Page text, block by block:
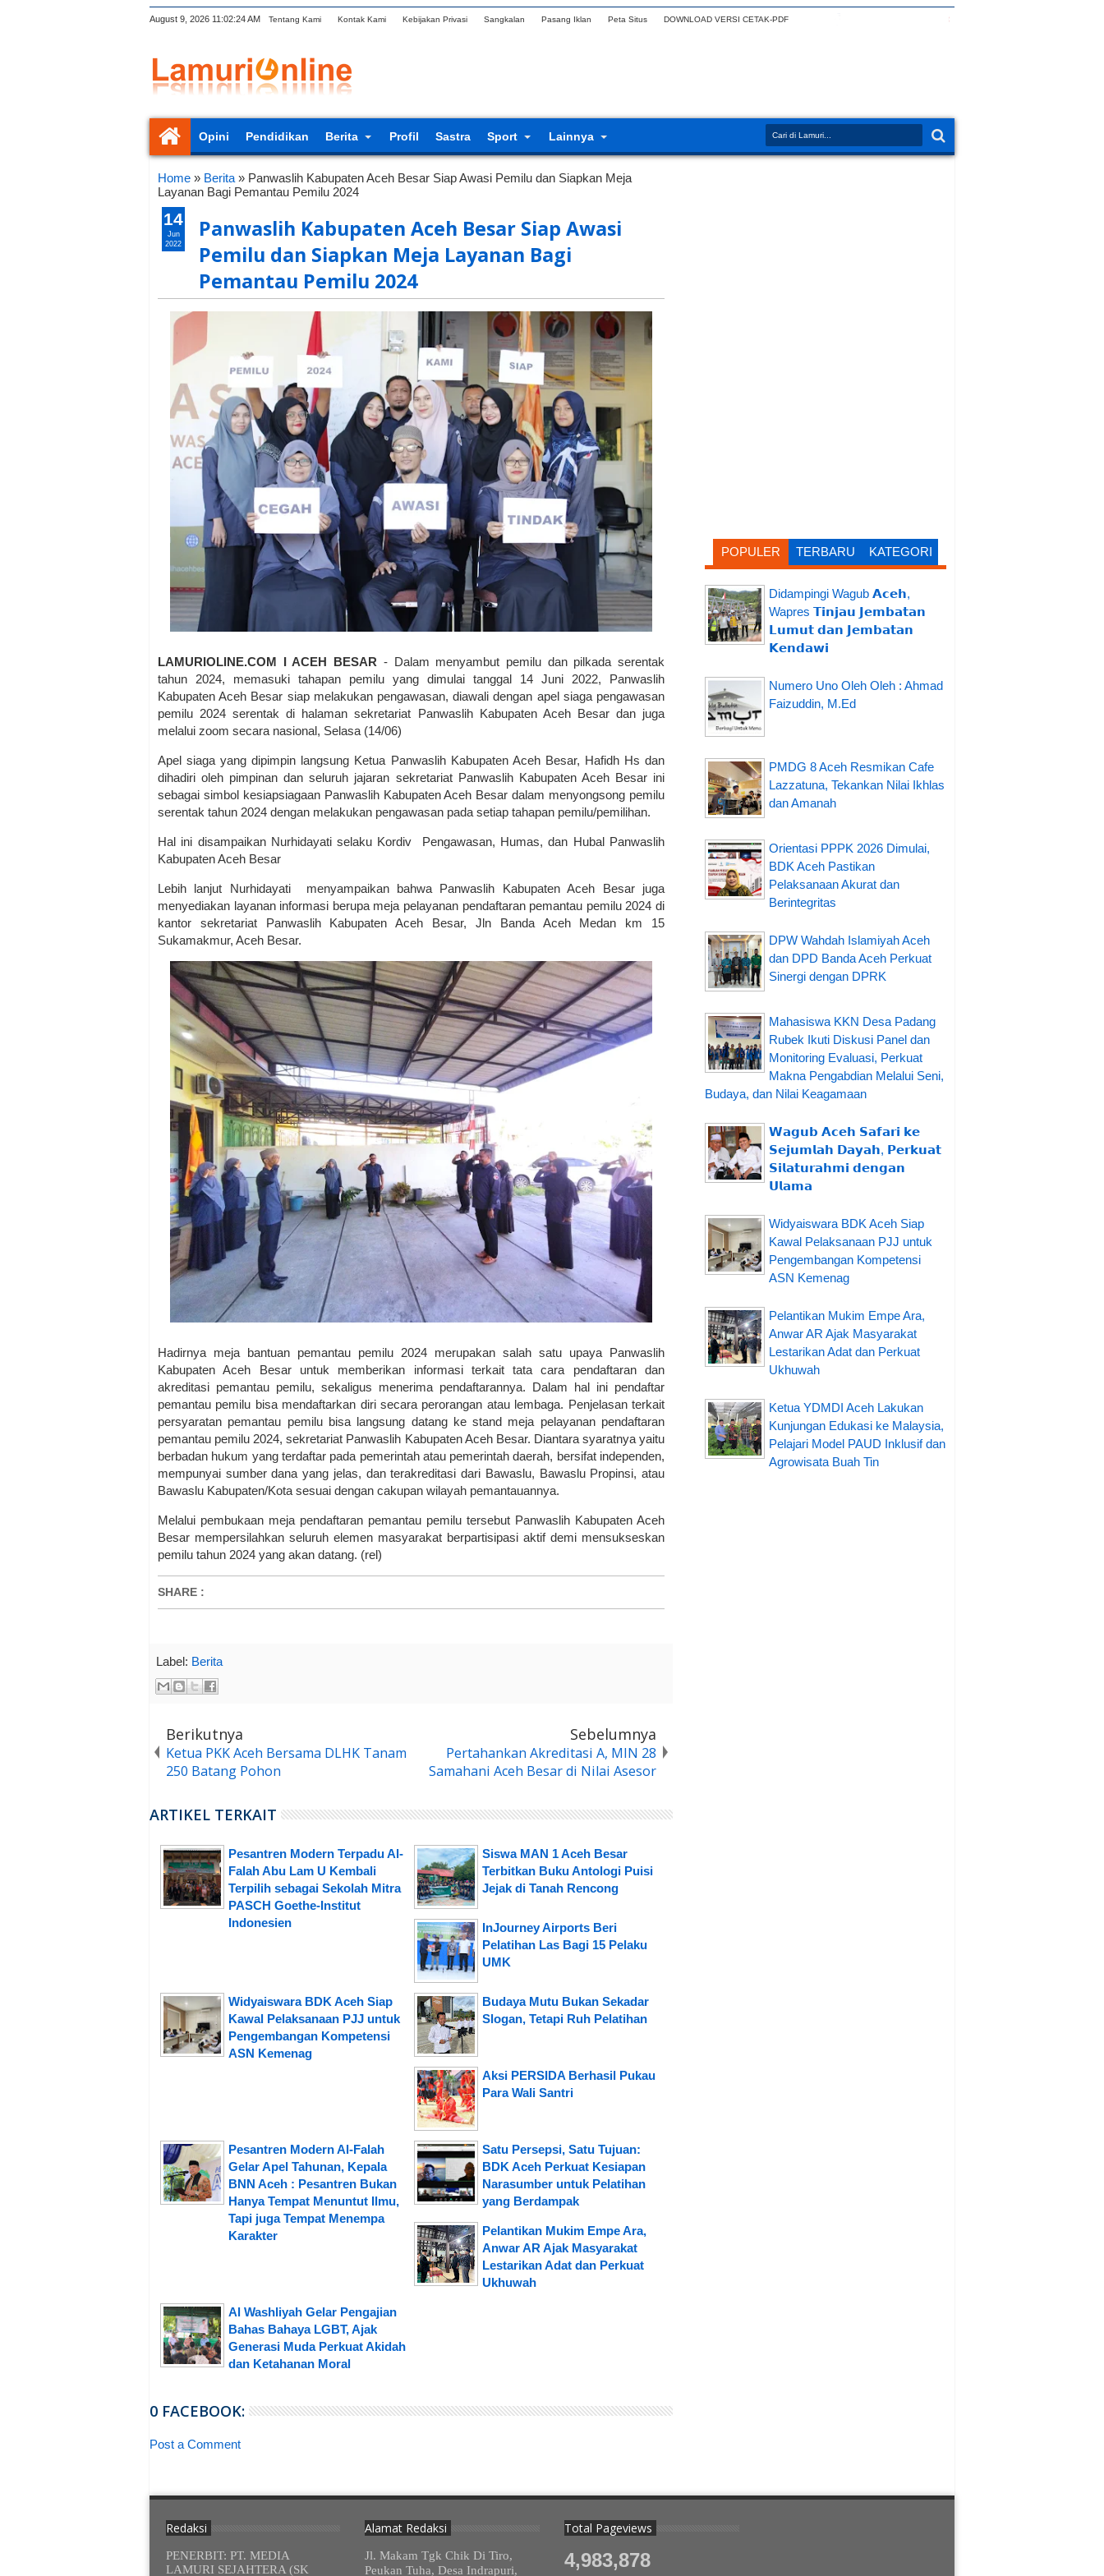
August 9, 2026 11:02:25 AM Tentang Kami Kontak Kami Kebijakan Privasi Sangkalan Pasang Iklan Peta Situs DOWNLOAD VERSI CETAK-PDF
Opini Pendidikan Berita Profil Sastra Sport Lainnya
Home » Berita » Panwaslih Kabupaten Aceh Besar Siap Awasi Pemilu dan Siapkan Meja
Layanan Bagi Pemantau Pemilu 2024
Panwaslih Kabupaten Aceh Besar Siap Awasi
Pemilu dan Siapkan Meja Layanan Bagi
Pemantau Pemilu 2024
LAMURIOLINE.COM I ACEH BESAR - Dalam menyambut pemilu dan pilkada serentak
tahun 2024, memasuki tahapan pemilu yang dimulai tanggal 14 Juni 2022, Panwaslih
Kabupaten Aceh Besar siap melakukan pengawasan, diawali dengan apel siaga pengawasan
pemilu 2024 serentak di halaman sekretariat Panwaslih Kabupaten Aceh Besar dan juga
melalui zoom secara nasional, Selasa (14/06)
Apel siaga yang dipimpin langsung Ketua Panwaslih Kabupaten Aceh Besar, Hafidh Hs dan
dihadiri oleh pimpinan dan seluruh jajaran sekretariat Panwaslih Kabupaten Aceh Besar ini
sebagai simbol kesiapsiagaan Panwaslih Kabupaten Aceh Besar dalam menyongsong pemilu
serentak tahun 2024 dengan melakukan pengawasan pada setiap tahapan pemilu/pemilihan.
Hal ini disampaikan Nurhidayati selaku Kordiv Pengawasan, Humas, dan Hubal Panwaslih
Kabupaten Aceh Besar
Lebih lanjut Nurhidayati menyampaikan bahwa Panwaslih Kabupaten Aceh Besar juga
menyediakan layanan informasi berupa meja pelayanan pendaftaran pemantau pemilu 2024 di
kantor sekretariat Panwaslih Kabupaten Aceh Besar, Jln Banda Aceh Medan km 15
Sukamakmur, Aceh Besar.
Hadirnya meja bantuan pemantau pemilu 2024 merupakan salah satu upaya Panwaslih
Kabupaten Aceh Besar untuk memberikan informasi terkait tata cara pendaftaran dan
akreditasi pemantau pemilu, sekaligus menerima pendaftarannya. Dalam hal ini pendaftar
pemantau pemilu bisa mendaftarkan diri secara perorangan atau lembaga. Penjelasan terkait
persyaratan pemantau pemilu bisa langsung datang ke stand meja pelayanan pendaftaran
pemantau pemilu 2024, sekretariat Panwaslih Kabupaten Aceh Besar. Diantara syaratnya yaitu
berbadan hukum yang terdaftar pada pemerintah atau pemerintah daerah, bersifat independen,
mempunyai sumber dana yang jelas, dan terakreditasi dari Bawaslu, Bawaslu Propinsi, atau
Bawaslu Kabupaten/Kota sesuai dengan cakupan wilayah pemantauannya.
Melalui pembukaan meja pendaftaran pemantau pemilu tersebut Panwaslih Kabupaten Aceh
Besar mempersilahkan seluruh elemen masyarakat berpartisipasi aktif demi mensukseskan
pemilu tahun 2024 yang akan datang. (rel)
SHARE :
14
Jun
2022
Label: Berita
Berikutnya
Ketua PKK Aceh Bersama DLHK Tanam
250 Batang Pohon
Sebelumnya
Pertahankan Akreditasi A, MIN 28
Samahani Aceh Besar di Nilai Asesor
ARTIKEL TERKAIT
Pesantren Modern Terpadu Al-
Falah Abu Lam U Kembali
Terpilih sebagai Sekolah Mitra
PASCH Goethe-Institut
Indonesien
Siswa MAN 1 Aceh Besar
Terbitkan Buku Antologi Puisi
Jejak di Tanah Rencong
InJourney Airports Beri
Pelatihan Las Bagi 15 Pelaku
UMK
Widyaiswara BDK Aceh Siap
Kawal Pelaksanaan PJJ untuk
Pengembangan Kompetensi
ASN Kemenag
Budaya Mutu Bukan Sekadar
Slogan, Tetapi Ruh Pelatihan
Aksi PERSIDA Berhasil Pukau
Para Wali Santri
Pesantren Modern Al-Falah
Gelar Apel Tahunan, Kepala
BNN Aceh : Pesantren Bukan
Hanya Tempat Menuntut Ilmu,
Tapi juga Tempat Menempa
Karakter
Satu Persepsi, Satu Tujuan:
BDK Aceh Perkuat Kesiapan
Narasumber untuk Pelatihan
yang Berdampak
Pelantikan Mukim Empe Ara,
Anwar AR Ajak Masyarakat
Lestarikan Adat dan Perkuat
Ukhuwah
Al Washliyah Gelar Pengajian
Bahas Bahaya LGBT, Ajak
Generasi Muda Perkuat Akidah
dan Ketahanan Moral
0 FACEBOOK:
Post a Comment
POPULER TERBARU KATEGORI
Didampingi Wagub 𝗔𝗰𝗲𝗵,
Wapres 𝗧𝗶𝗻𝗷𝗮𝘂 𝗝𝗲𝗺𝗯𝗮𝘁𝗮𝗻
𝗟𝘂𝗺𝘂𝘁 𝗱𝗮𝗻 𝗝𝗲𝗺𝗯𝗮𝘁𝗮𝗻
𝗞𝗲𝗻𝗱𝗮𝘄𝗶
Numero Uno Oleh Oleh : Ahmad
Faizuddin, M.Ed
PMDG 8 Aceh Resmikan Cafe
Lazzatuna, Tekankan Nilai Ikhlas
dan Amanah
Orientasi PPPK 2026 Dimulai,
BDK Aceh Pastikan
Pelaksanaan Akurat dan
Berintegritas
DPW Wahdah Islamiyah Aceh
dan DPD Banda Aceh Perkuat
Sinergi dengan DPRK
Mahasiswa KKN Desa Padang
Rubek Ikuti Diskusi Panel dan
Monitoring Evaluasi, Perkuat
Makna Pengabdian Melalui Seni,
Budaya, dan Nilai Keagamaan
𝗪𝗮𝗴𝘂𝗯 𝗔𝗰𝗲𝗵 𝗦𝗮𝗳𝗮𝗿𝗶 𝗸𝗲
𝗦𝗲𝗷𝘂𝗺𝗹𝗮𝗵 𝗗𝗮𝘆𝗮𝗵, 𝗣𝗲𝗿𝗸𝘂𝗮𝘁
𝗦𝗶𝗹𝗮𝘁𝘂𝗿𝗮𝗵𝗺𝗶 𝗱𝗲𝗻𝗴𝗮𝗻
𝗨𝗹𝗮𝗺𝗮
Widyaiswara BDK Aceh Siap
Kawal Pelaksanaan PJJ untuk
Pengembangan Kompetensi
ASN Kemenag
Pelantikan Mukim Empe Ara,
Anwar AR Ajak Masyarakat
Lestarikan Adat dan Perkuat
Ukhuwah
Ketua YDMDI Aceh Lakukan
Kunjungan Edukasi ke Malaysia,
Pelajari Model PAUD Inklusif dan
Agrowisata Buah Tin
Redaksi
PENERBIT: PT. MEDIA
LAMURI SEJAHTERA (SK
Alamat Redaksi
Jl. Makam Tgk Chik Di Tiro,
Peukan Tuha, Desa Indrapuri,
Total Pageviews
4,983,878